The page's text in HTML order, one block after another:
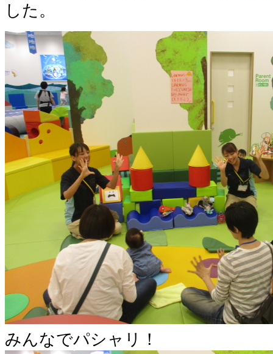
した。
みんなでパシャリ！